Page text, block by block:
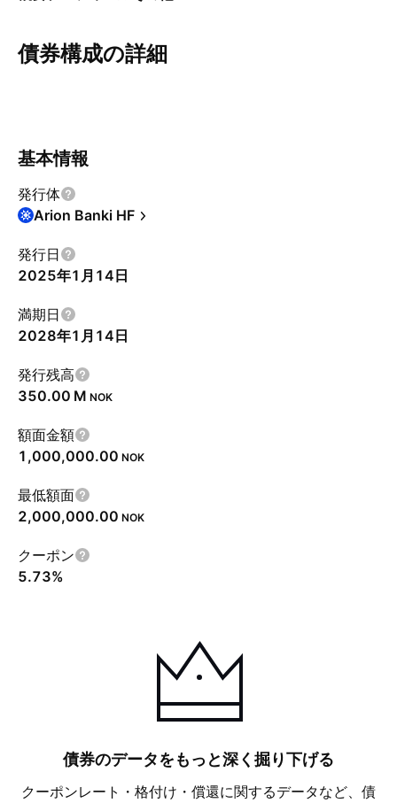
債券構成の詳細
基本情報
発行体
Arion Banki HF
発行日
2025年1月14日
満期日
2028年1月14日
発行残高
‪350.00 M‬ NOK
額面金額
1,000,000.00 NOK
最低額面
2,000,000.00 NOK
クーポン
5.73%
債券のデータをもっと深く掘り下げる
クーポンレート・格付け・償還に関するデータなど、債